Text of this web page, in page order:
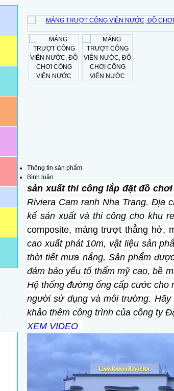
Thông tin sản phẩm
Bình luận
sản xuất thi công lắp đặt đồ
Riviera Cam ranh Nha Trang. Địa
kế sản xuất và thi công cho khu
composite, máng trượt thẳng hở,
cao xuất phát 10m, vật liệu sản
thời tiết mưa nắng, Sản phẩm
đảm bảo yếu tố thẩm mỹ cao, bề
Hệ thống đường ống cấp cước cho
người sử dụng và môi trường.
khảo thêm công trình của công ty
XEM VIDEO